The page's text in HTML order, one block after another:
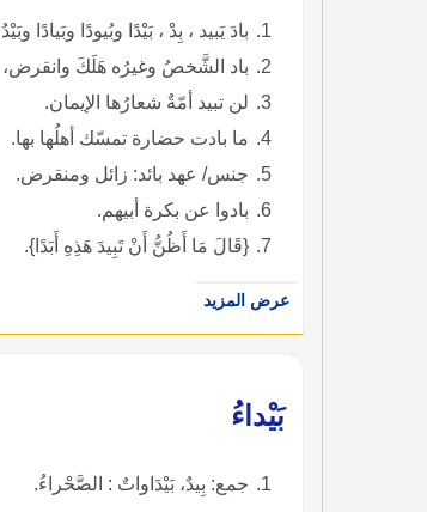
بادَ يَبيد ، بِدْ ، بَيْدًا وبُيودًا وبَيادًا
باد الشَّخصُ وغيرُه هَلَكَ
لن تبيد أمّةٌ شعارُها الإيمان.
ما بادت حضارة تمسّك أهلُها بها.
جنس/ عهد بائد: زائل ومنقرض.
بادوا عن بكرة أبيهم.
{قَالَ مَا أَظُنُّ أَنْ تَبِيدَ هَذِهِ أَبَدًا}.
عرض المزيد
بَيْداءُ
جمع: بِيدٌ، بَيْدَاواتٌ : الصَّحْراءُ.